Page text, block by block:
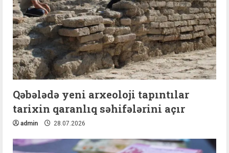
Qəbələdə yeni arxeoloji tapıntılar
tarixin qaranlıq səhifələrini açır
admin 28.07.2026